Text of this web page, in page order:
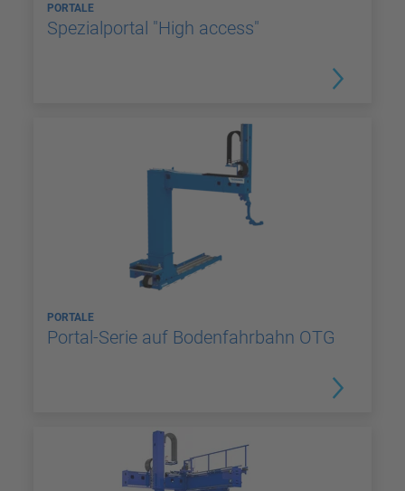
PORTALE
Spezialportal "High access"
PORTALE
Portal-Serie auf Bodenfahrbahn OTG